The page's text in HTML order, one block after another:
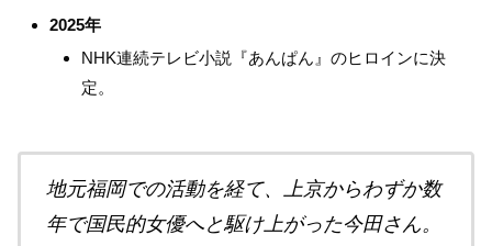
2025年
NHK連続テレビ小説『あんぱん』のヒロインに決
定。
地元福岡での活動を経て、上京からわずか数
年で国民的女優へと駆け上がった今田さん。